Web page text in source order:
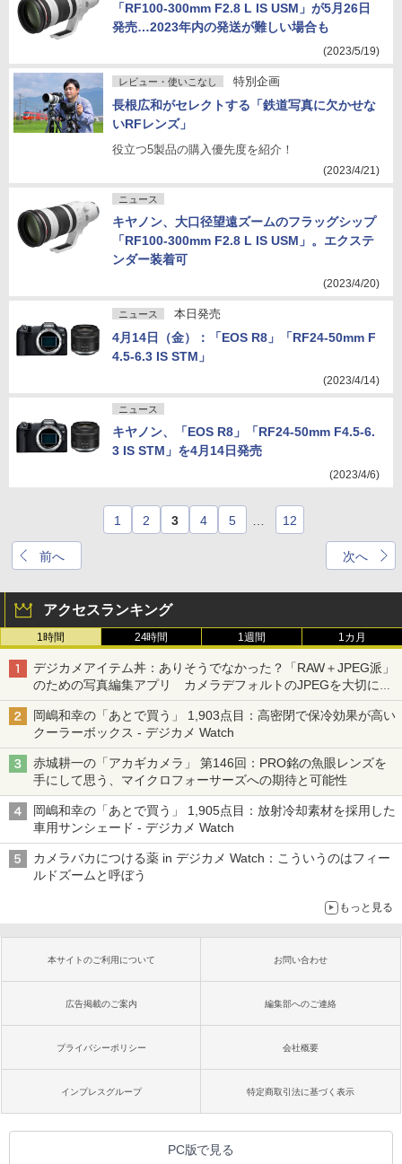
「RF100-300mm F2.8 L IS USM」が5月26日
発売…2023年内の発送が難しい場合も
(2023/5/19)
レビュー・使いこなし 特別企画
長根広和がセレクトする「鉄道写真に欠かせな
いRFレンズ」
役立つ5製品の購入優先度を紹介！
(2023/4/21)
ニュース
キヤノン、大口径望遠ズームのフラッグシップ
「RF100-300mm F2.8 L IS USM」。エクステ
ンダー装着可
(2023/4/20)
ニュース 本日発売
4月14日（金）：「EOS R8」「RF24-50mm F
4.5-6.3 IS STM」
(2023/4/14)
ニュース
キヤノン、「EOS R8」「RF24-50mm F4.5-6.
3 IS STM」を4月14日発売
(2023/4/6)
前へ
1 2 3 4 5 12
次へ
アクセスランキング
1時間 24時間 1週間 1カ月
デジカメアイテム丼：ありそうでなかった？「RAW＋JPEG派」
のための写真編集アプリ カメラデフォルトのJPEGを大切にす
る「Filmator」
岡嶋和幸の「あとで買う」 1,903点目：高密閉で保冷効果が高い
クーラーボックス - デジカメ Watch
赤城耕一の「アカギカメラ」 第146回：PRO銘の魚眼レンズを
手にして思う、マイクロフォーサーズへの期待と可能性
岡嶋和幸の「あとで買う」 1,905点目：放射冷却素材を採用した
車用サンシェード - デジカメ Watch
カメラバカにつける薬 in デジカメ Watch：こういうのはフィー
ルドズームと呼ぼう
もっと見る
本サイトのご利用について お問い合わせ
広告掲載のご案内 編集部へのご連絡
プライバシーポリシー 会社概要
インプレスグループ 特定商取引法に基づく表示
PC版で見る